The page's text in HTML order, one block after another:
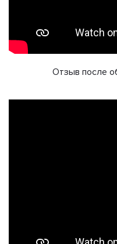
Отзыв после